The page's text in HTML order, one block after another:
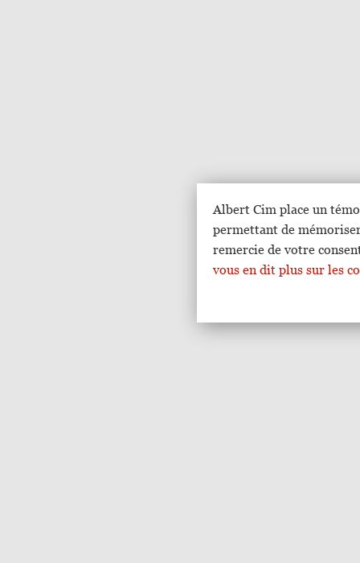
Albert Cim place un
permettant de
remercie de votre
vous en dit plus sur les